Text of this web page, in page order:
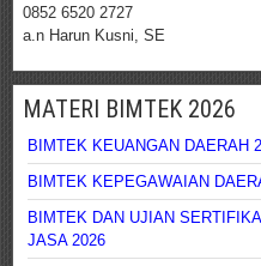
0852 6520 2727
a.n Harun Kusni, SE
MATERI BIMTEK 2026
BIMTEK KEUANGAN DAERAH
BIMTEK KEPEGAWAIAN
BIMTEK DAN UJIAN
JASA 2026